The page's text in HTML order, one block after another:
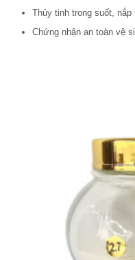
Thủy tinh trong suốt,
Chứng nhận an toàn vệ